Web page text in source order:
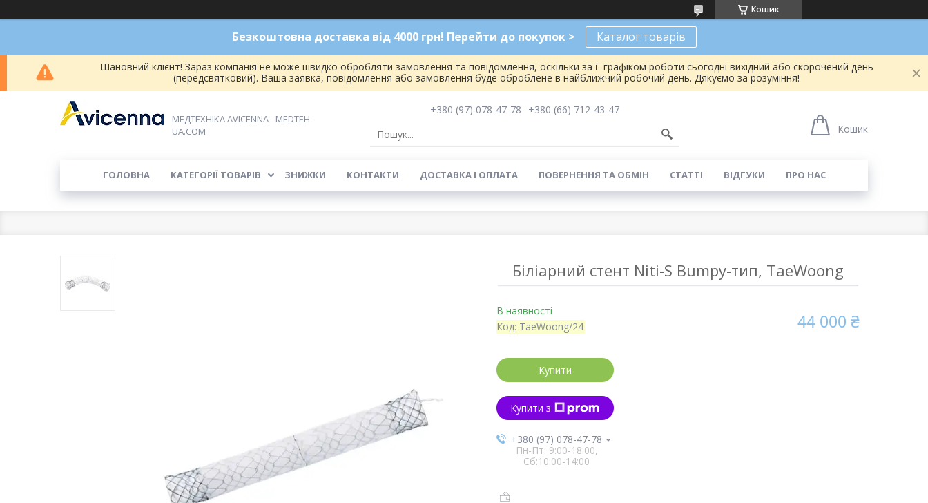
Кошик
Безкоштовна доставка від 4000 грн! Перейти до покупок > Каталог товарів
Шановний клієнт! Зараз компанія не може швидко обробляти замовлення та повідомлення, оскільки за її графіком роботи сьогодні вихідний або скорочений день
(передсвятковий). Ваша заявка, повідомлення або замовлення буде оброблене в найближчий робочий день. Дякуємо за розуміння!
МЕДТЕХНІКА AVICENNA - MEDTEH-
UA.COM
+380 (97) 078-47-78
+380 (66) 712-43-47
Кошик
ГОЛОВНА КАТЕГОРІЇ ТОВАРІВ ЗНИЖКИ КОНТАКТИ ДОСТАВКА І ОПЛАТА ПОВЕРНЕННЯ ТА ОБМІН СТАТТІ ВІДГУКИ ПРО НАС
Біліарний стент Niti-S Bumpy-тип, TaeWoong
В наявності
Код: TaeWoong/24 44 000 ₴
Купити
Купити з
+380 (97) 078-47-78
Пн-Пт: 9:00-18:00,
Сб:10:00-14:00